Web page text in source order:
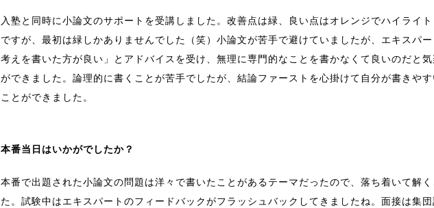
入塾と同時に小論文のサポートを受講しました。改善点は緑、良い点はオレンジでハイライ
ですが、最初は緑しかありませんでした（笑）小論文が苦手で避けていましたが、エキスパ
考えを書いた方が良い」とアドバイスを受け、無理に専門的なことを書かなくて良いのだと気
ができました。論理的に書くことが苦手でしたが、結論ファーストを心掛けて自分が書きや
ことができました。
本番当日はいかがでしたか？
本番で出題された小論文の問題は洋々で書いたことがあるテーマだったので、落ち着いて解
た。試験中はエキスパートのフィードバックがフラッシュバックしてきましたね。面接は集